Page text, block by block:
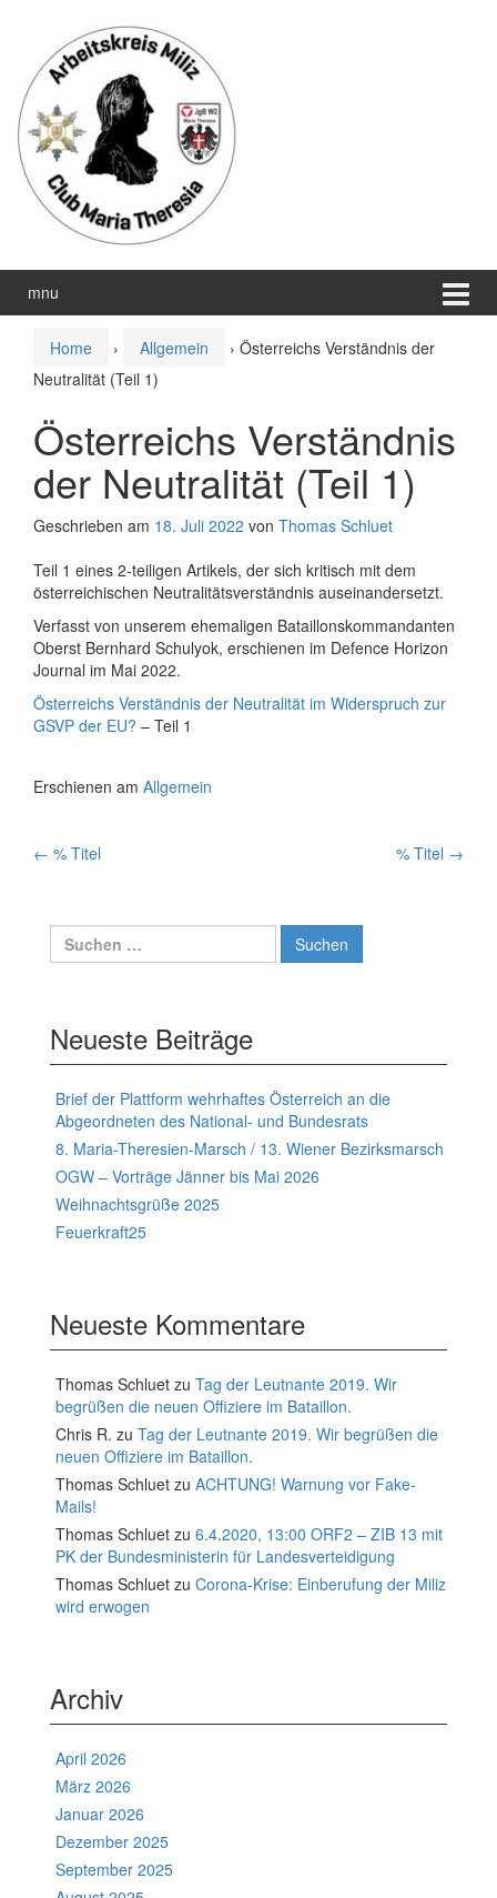
wechseln
Hauptmenü
springen
mnu
Home › Allgemein › Österreichs Verständnis der
Neutralität (Teil 1)
Österreichs Verständnis
der Neutralität (Teil 1)
Geschrieben am 18. Juli 2022 von Thomas Schluet
Teil 1 eines 2-teiligen Artikels, der sich kritisch mit dem
österreichischen Neutralitätsverständnis auseinandersetzt.
Verfasst von unserem ehemaligen Bataillonskommandanten
Oberst Bernhard Schulyok, erschienen im Defence Horizon
Journal im Mai 2022.
Österreichs Verständnis der Neutralität im Widerspruch zur
GSVP der EU? – Teil 1
Erschienen am Allgemein
Artikelnavigation
← % Titel % Titel →
Suchen
nach:
Neueste Beiträge
Brief der Plattform wehrhaftes Österreich an die
Abgeordneten des National- und Bundesrats
8. Maria-Theresien-Marsch / 13. Wiener Bezirksmarsch
OGW – Vorträge Jänner bis Mai 2026
Weihnachtsgrüße 2025
Feuerkraft25
Neueste Kommentare
Thomas Schluet zu Tag der Leutnante 2019. Wir
begrüßen die neuen Offiziere im Bataillon.
Chris R. zu Tag der Leutnante 2019. Wir begrüßen die
neuen Offiziere im Bataillon.
Thomas Schluet zu ACHTUNG! Warnung vor Fake-
Mails!
Thomas Schluet zu 6.4.2020, 13:00 ORF2 – ZIB 13 mit
PK der Bundesministerin für Landesverteidigung
Thomas Schluet zu Corona-Krise: Einberufung der Miliz
wird erwogen
Archiv
April 2026
März 2026
Januar 2026
Dezember 2025
September 2025